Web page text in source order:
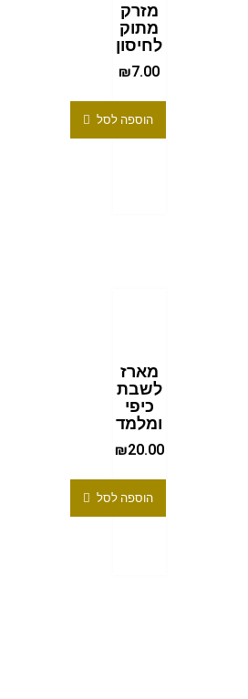
מזרק
מתוק
לחיסון
₪7.00
הוספה לסל
מארז
לשבת
כיפי
ומלמד
₪20.00
הוספה לסל